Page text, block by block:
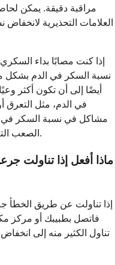
مراقبة دقيقة. يمكن
العلامات التحذيرية
إذا كنت مصابًا بداء
نسبة السكر في الدم بشكل
أيضًا إلى أن تكون أكثر
في الدم، مثل التعرق
مشاكل في نسبة السكر في
الصعب التعرف على انخفاض نسبة السكر في الدم.
ماذا أفعل إذا تناولت
إذا تناولت عن طريق الخطأ
فاتصل بطبيبك أو مركز
تناول الكثير منه إلى